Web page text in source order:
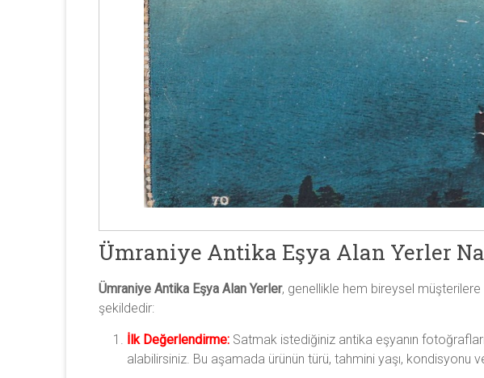
Ümraniye Antika Eşya Alan Yerler
Ümraniye Antika Eşya Alan Yerler, genellikle hem bireysel
şekildedir:
İlk Değerlendirme: Satmak istediğiniz antika eşyanın
alabilirsiniz. Bu aşamada ürünün türü, tahmini yaşı, kondisyonu